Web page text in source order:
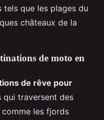
que les plages du
châteaux de la
de moto en
de rêve pour
qui traversent des
les fjords